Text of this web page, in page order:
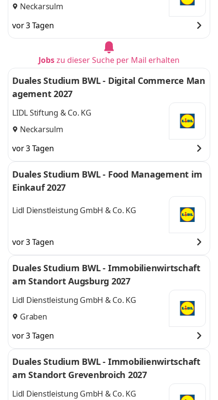
Neckarsulm
vor 3 Tagen
Jobszu dieser Suche per Mail erhalten
Duales Studium BWL - Digital Commerce Man
agement 2027
LIDL Stiftung & Co. KG
Neckarsulm
vor 3 Tagen
Duales Studium BWL - Food Management im
Einkauf 2027
Lidl Dienstleistung GmbH & Co. KG
vor 3 Tagen
Duales Studium BWL - Immobilienwirtschaft
am Standort Augsburg 2027
Lidl Dienstleistung GmbH & Co. KG
Graben
vor 3 Tagen
Duales Studium BWL - Immobilienwirtschaft
am Standort Grevenbroich 2027
Lidl Dienstleistung GmbH & Co. KG